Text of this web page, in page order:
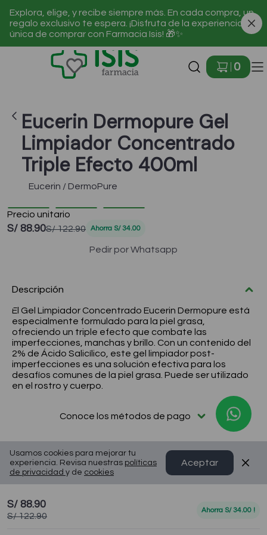
Explora, elige, y recibe siempre más. En cada compra, un
regalo exclusivo te espera. ¡Disfruta de la experiencia
única de comprar con Farmacia Isis! 🎁✨
0
Eucerin Dermopure Gel
Limpiador Concentrado
Triple Efecto 400ml
Eucerin / DermoPure
-28 %
Precio unitario
S/ 88.90S/ 122.90 Ahorra S/ 34.00
Pedir por Whatsapp
Descripción
El Gel Limpiador Concentrado Eucerin Dermopure está
especialmente formulado para la piel grasa,
ofreciendo un triple efecto que combate las
imperfecciones, manchas y brillo. Con un contenido del
2% de Ácido Salicílico, este gel limpiador post-
imperfecciones es una solución efectiva para los
desafíos comunes de la piel grasa. Puede ser utilizado
en el rostro y cuerpo.
Conoce los métodos de pago
Usamos cookies para mejorar tu
experiencia. Revisa nuestras políticas
de privacidad y de cookies
Aceptar
S/ 88.90
S/ 122.90
Ahorra S/ 34.00 !